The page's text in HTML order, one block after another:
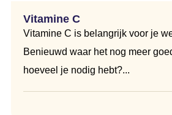
Vitamine C
Vitamine C is belangrijk voor je
Benieuwd waar het nog meer
hoeveel je nodig hebt?...